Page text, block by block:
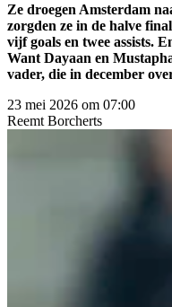
Ze droegen Amsterdam
zorgden ze in de halve
vijf goals en twee assists.
Want Dayaan en
vader, die in december
23 mei 2026 om 07:00
Reemt Borcherts